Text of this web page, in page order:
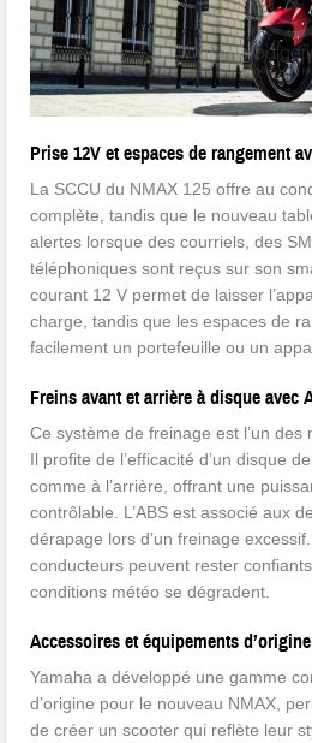
Prise 12V et espaces de rangement
La SCCU du NMAX 125 offre au
complète, tandis que le nouveau
alertes lorsque des courriels, des
téléphoniques sont reçus sur son
courant 12 V permet de laisser
charge, tandis que les espaces de
facilement un portefeuille ou un
Freins avant et arrière à disque avec
Ce système de freinage est l’un
Il profite de l’efficacité d’un disque
comme à l’arrière, offrant une
contrôlable. L’ABS est associé aux
dérapage lors d’un freinage
conducteurs peuvent rester
conditions météo se dégradent.
Accessoires et équipements d’origine
Yamaha a développé une gamme
d’origine pour le nouveau NMAX,
de créer un scooter qui reflète leur